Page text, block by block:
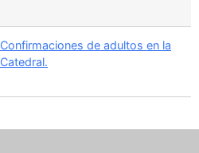
Confirmaciones de adultos en la
Catedral.